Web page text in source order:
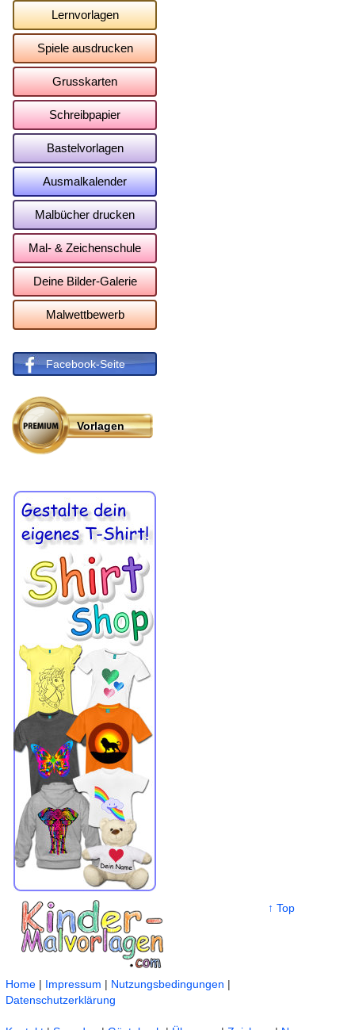
Lernvorlagen
Spiele ausdrucken
Grusskarten
Schreibpapier
Bastelvorlagen
Ausmalkalender
Malbücher drucken
Mal- & Zeichenschule
Deine Bilder-Galerie
Malwettbewerb
Facebook-Seite
Vorlagen
↑ Top
Home | Impressum | Nutzungsbedingungen |
Datenschutzerklärung